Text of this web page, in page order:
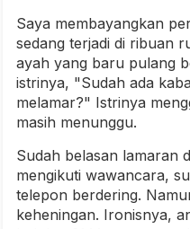
Saya membayangkan
sedang terjadi di ribuan
ayah yang baru pulang
istrinya, "Sudah ada
melamar?" Istrinya
masih menunggu.
Sudah belasan lamaran
mengikuti wawancara,
telepon berdering.
keheningan. Ironisnya,